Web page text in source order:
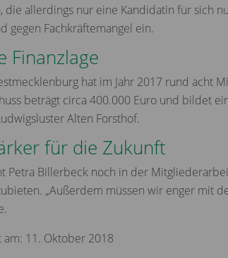
die allerdings nur eine Kandidatin für sich
gegen Fachkräftemangel ein.
Finanzlage
hat im Jahr 2017 rund acht
beträgt circa 400.000 Euro und bildet
Alten Forsthof.
für die Zukunft
Petra Billerbeck noch in der
„Außerdem müssen wir enger mit
11. Oktober 2018